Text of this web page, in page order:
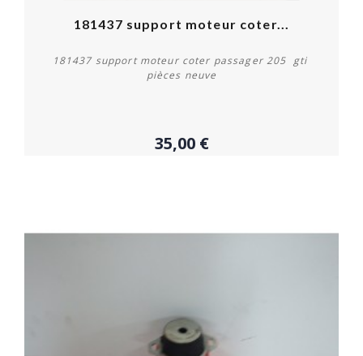
Acheter
181437 support moteur coter...
181437 support moteur coter passager 205 gti
pièces neuve
35,00 €